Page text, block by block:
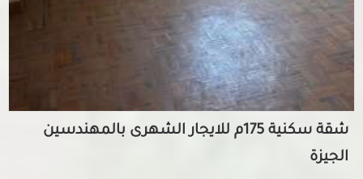
شقة سكنية 175م للايجار الشهرى بالمهندسين
الجيزة